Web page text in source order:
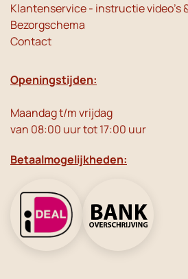
Klantenservice - instructie video's
Bezorgschema
Contact
Openingstijden:
Maandag t/m vrijdag
van 08:00 uur tot 17:00 uur
Betaalmogelijkheden: